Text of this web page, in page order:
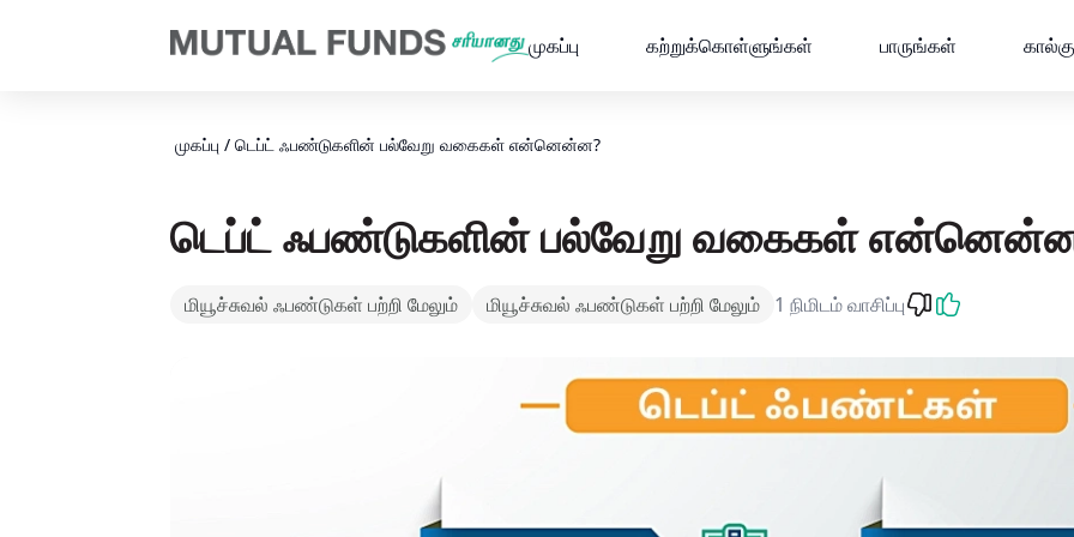
முகப்பு
கற்றுக்கொள்ளுங்கள் பாருங்கள்
முகப்பு / டெப்ட் ஃபண்டுகளின் பல்வேறு வகைகள் என்னென்ன?
டெப்ட் ஃபண்டுகளின் பல்வேறு வகைகள்
மியூச்சுவல் ஃபண்டுகள் பற்றி மேலும் மியூச்சுவல் ஃபண்டுகள் பற்றி மேலும் 1 நிமிடம் வாசிப்பு